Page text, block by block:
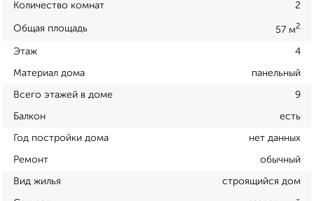
Количество комнат 2
Общая площадь 57 м2
Этаж 4
Материал дома панельный
Всего этажей в доме 9
Балкон есть
Год постройки дома нет данных
Ремонт обычный
Вид жилья строящийся дом